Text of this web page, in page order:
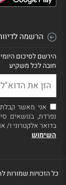
הרשמה
הירשם לסיכום
חובה לכל משקיע
אני מאשר
נפרדת, בנושאים
בדואר אלקטרוני ו/
השימוש
כל הזכויות